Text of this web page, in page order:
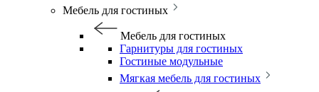
Мебель для гостиных
Мебель для гостиных
Гарнитуры для гостиных
Гостиные модульные
Мягкая мебель для гостиных